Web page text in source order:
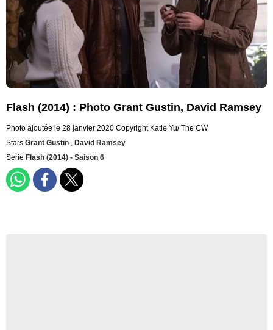
Flash (2014) : Photo Grant Gustin, David Ramsey
Photo ajoutée le 28 janvier 2020 Copyright Katie Yu/ The CW
Stars Grant Gustin , David Ramsey
Serie Flash (2014) - Saison 6